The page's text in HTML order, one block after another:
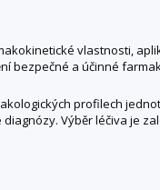
vlastnosti,
bezpečné a účinné
profilech
Výběr léčiva je